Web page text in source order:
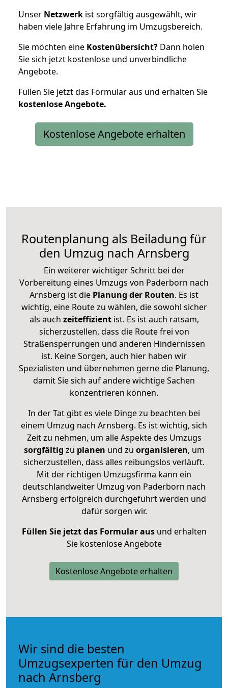
Unser Netzwerk ist sorgfältig ausgewählt, wir
haben viele Jahre Erfahrung im Umzugsbereich.
Sie möchten eine Kostenübersicht? Dann holen
Sie sich jetzt kostenlose und unverbindliche
Angebote.
Füllen Sie jetzt das Formular aus und erhalten Sie
kostenloseAngebote.
Kostenlose Angebote erhalten
Routenplanung als Beiladung für
den Umzug nach Arnsberg
Ein weiterer wichtiger Schritt bei der
Vorbereitung eines Umzugs von Paderborn nach
Arnsberg ist die Planung der Routen. Es ist
wichtig, eine Route zu wählen, die sowohl sicher
als auch zeiteffizientist. Es ist auch ratsam,
sicherzustellen, dass die Route frei von
Straßensperrungen und anderen Hindernissen
ist. Keine Sorgen, auch hier haben wir
Spezialisten und übernehmen gerne die Planung,
damit Sie sich auf andere wichtige Sachen
konzentrieren können.
In der Tat gibt es viele Dinge zu beachten bei
einem Umzug nach Arnsberg. Es ist wichtig, sich
Zeit zu nehmen, um alle Aspekte des Umzugs
sorgfältig zu planen und zu organisieren, um
sicherzustellen, dass alles reibungslos verläuft.
Mit der richtigen Umzugsfirma kann ein
deutschlandweiter Umzug von Paderborn nach
Arnsberg erfolgreich durchgeführt werden und
dafür sorgen wir.
Füllen Sie jetzt das Formular ausund erhalten
Sie kostenlose Angebote
Kostenlose Angebote erhalten
Wir sind die besten
Umzugsexperten für den Umzug
nach Arnsberg